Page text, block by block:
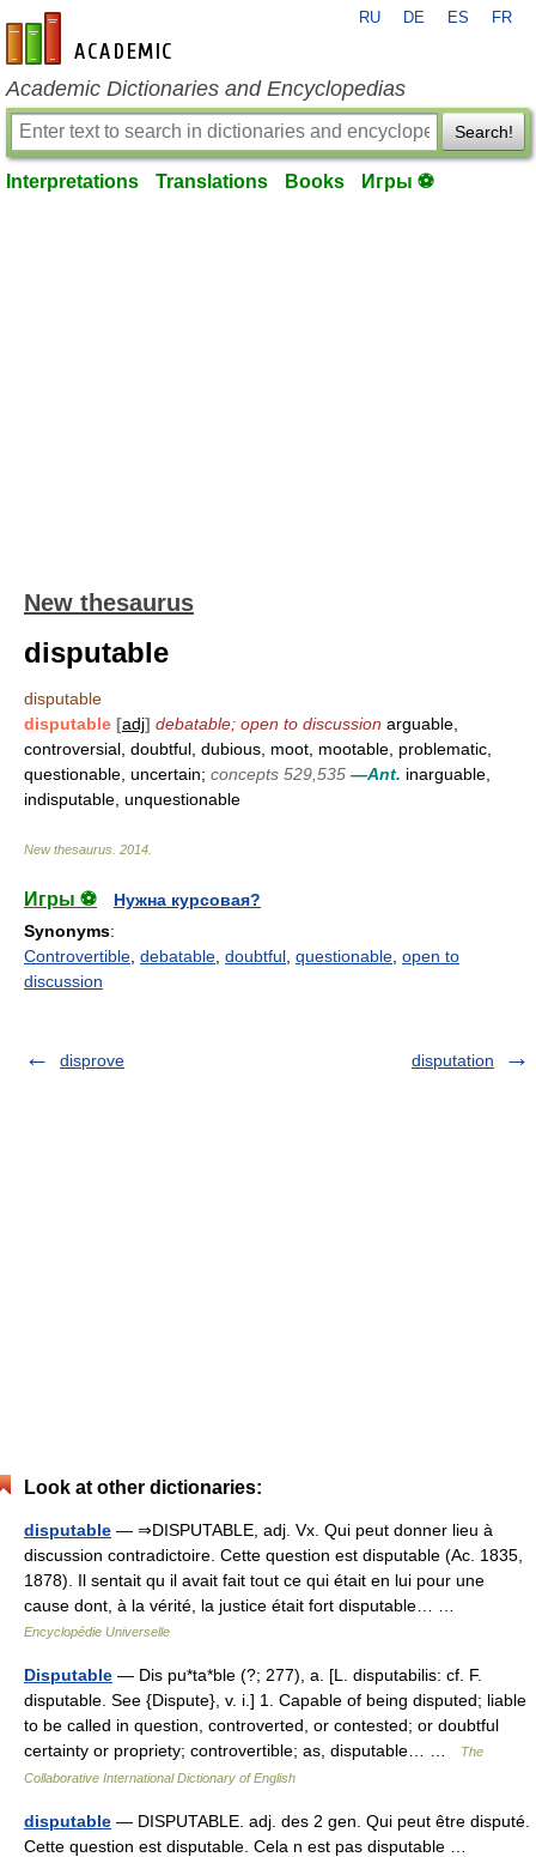
en-academic.com
RU DE ES FR
Academic Dictionaries and Encyclopedias
Search!
Interpretations Translations Books Игры ⚽
New thesaurus
disputable
disputable
disputable [adj] debatable; open to discussion arguable,
controversial, doubtful, dubious, moot, mootable, problematic,
questionable, uncertain; concepts 529,535 —Ant. inarguable,
indisputable, unquestionable
New thesaurus 2014
Игры ⚽
Нужна курсовая?
Synonyms:
Controvertible debatable doubtful questionable open to
discussion
disprove disputation
Look at other dictionaries:
disputable — ⇒DISPUTABLE, adj. Vx. Qui peut donner lieu à
discussion contradictoire. Cette question est disputable (Ac. 1835,
1878). Il sentait qu il avait fait tout ce qui était en lui pour une
cause dont, à la vérité, la justice était fort disputable… …
Encyclopédie Universelle
Disputable — Dis pu*ta*ble (?; 277), a. [L. disputabilis: cf. F.
disputable. See {Dispute}, v. i.] 1. Capable of being disputed; liable
to be called in question, controverted, or contested; or doubtful
certainty or propriety; controvertible; as, disputable… …
The
Collaborative International Dictionary of English
disputable — DISPUTABLE. adj. des 2 gen. Qui peut être disputé.
Cette question est disputable. Cela n est pas disputable …